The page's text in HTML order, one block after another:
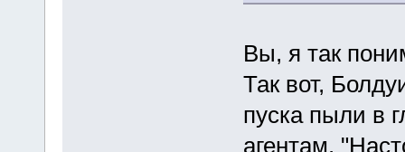
Вы, я так
Так вот,
пуска пыли в
агентам.